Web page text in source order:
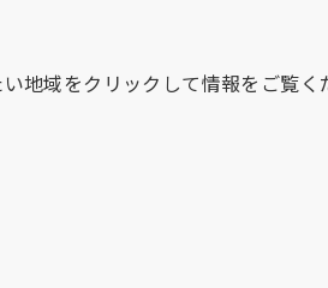
地域をクリックして情報をご覧く